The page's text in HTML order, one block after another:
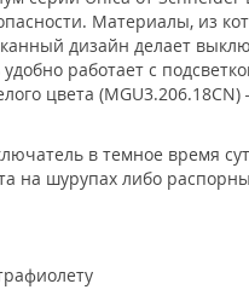
Материалы, из
дизайн делает
работает с
цвета
в темное время
на шурупах либо